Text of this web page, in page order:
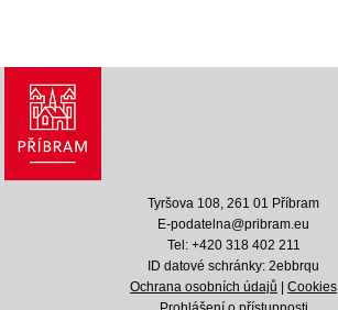
Tyršova 108, 261 01 Příbram
E-podatelna@pribram.eu
Tel: +420 318 402 211
ID datové schránky: 2ebbrqu
Ochrana osobních údajů |Cookies